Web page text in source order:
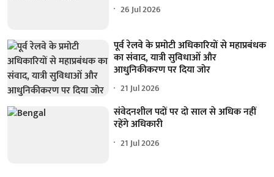
26 Jul 2026
पूर्व रेलवे के प्रमोटी अधिकारियों से महाप्रबंधक
का संवाद, यात्री सुविधाओं और
आधुनिकीकरण पर दिया जोर
21 Jul 2026
संवेदनशील पदों पर दो साल से अधिक नहीं
रहेंगे अधिकारी
21 Jul 2026